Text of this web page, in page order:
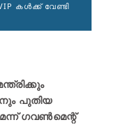
കള്‍ക്ക് വേണ്ടി
പുതിയ
ഗവണ്‍മെന്റ്